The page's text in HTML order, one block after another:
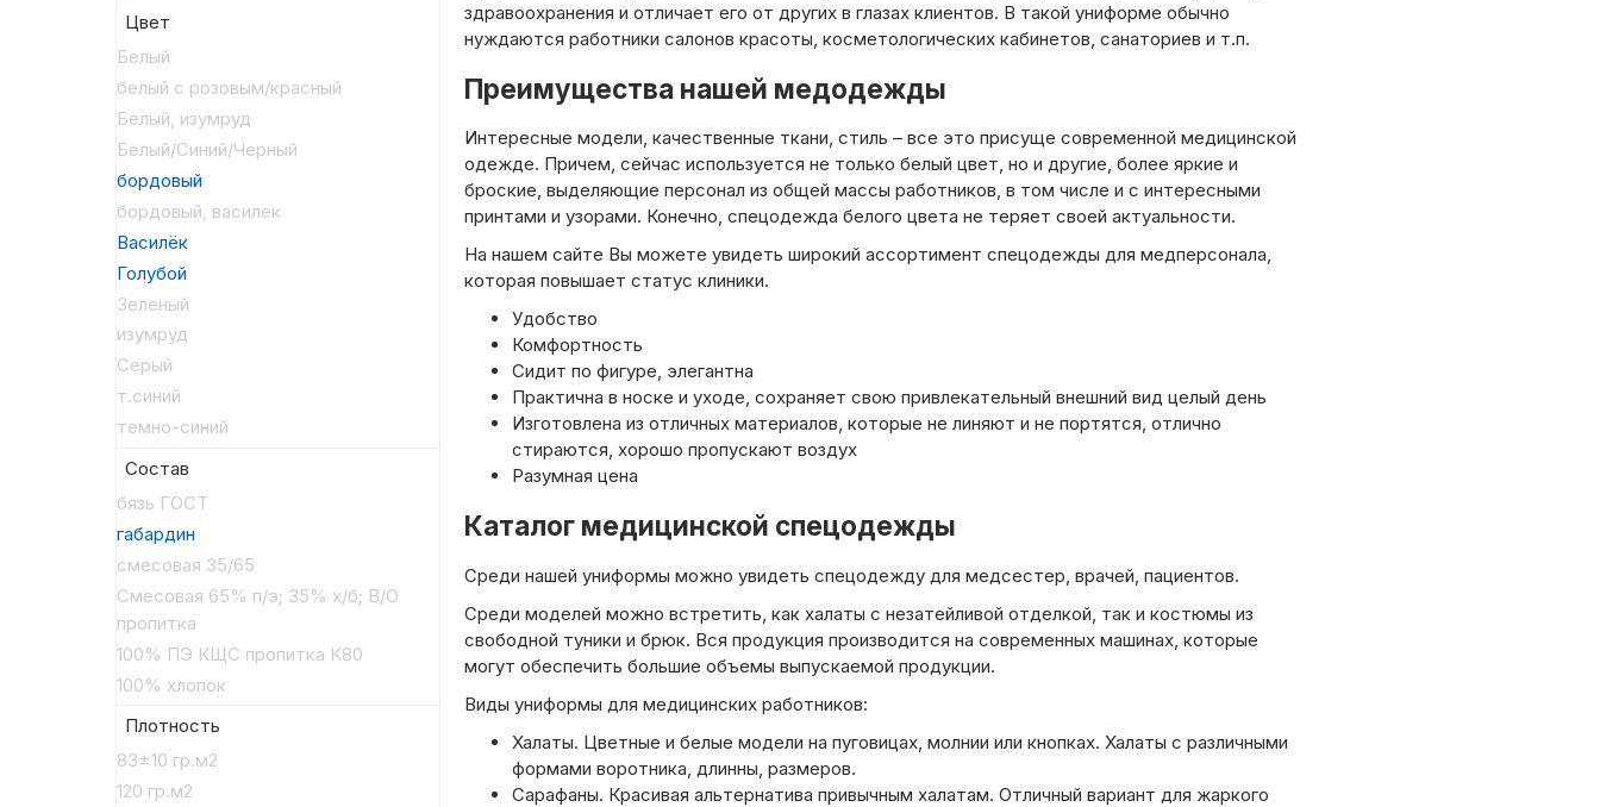
Цвет
Белый
белый с розовым/красный
Белый, изумруд
Белый/Синий/Черный
бордовый
бордовый, василек
Василёк
Голубой
Зеленый
изумруд
Серый
т.синий
темно-синий
Состав
бязь ГОСТ
габардин
смесовая 35/65
Смесовая 65% п/э; 35% х/б; В/О
пропитка
100% ПЭ КЩС пропитка К80
100% хлопок
Плотность
83±10 гр.м2
120 гр.м2
здравоохранения и отличает его от других в глазах клиентов. В такой униформе обычно
нуждаются работники салонов красоты, косметологических кабинетов, санаториев и т.п.
Преимущества нашей медодежды
Интересные модели, качественные ткани, стиль – все это присуще современной медицинской
одежде. Причем, сейчас используется не только белый цвет, но и другие, более яркие и
броские, выделяющие персонал из общей массы работников, в том числе и с интересными
принтами и узорами. Конечно, спецодежда белого цвета не теряет своей актуальности.
На нашем сайте Вы можете увидеть широкий ассортимент спецодежды для медперсонала,
которая повышает статус клиники.
Удобство
Комфортность
Сидит по фигуре, элегантна
Практична в носке и уходе, сохраняет свою привлекательный внешний вид целый день
Изготовлена из отличных материалов, которые не линяют и не портятся, отлично
стираются, хорошо пропускают воздух
Разумная цена
Каталог медицинской спецодежды
Среди нашей униформы можно увидеть спецодежду для медсестер, врачей, пациентов.
Среди моделей можно встретить, как халаты с незатейливой отделкой, так и костюмы из
свободной туники и брюк. Вся продукция производится на современных машинах, которые
могут обеспечить большие объемы выпускаемой продукции.
Виды униформы для медицинских работников:
Халаты. Цветные и белые модели на пуговицах, молнии или кнопках. Халаты с различными
формами воротника, длинны, размеров.
Сарафаны. Красивая альтернатива привычным халатам. Отличный вариант для жаркого